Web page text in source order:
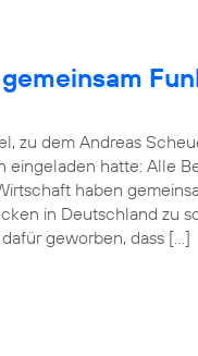
zu dem Andreas
hatte: Alle
haben
in Deutschland zu
geworben, dass […]